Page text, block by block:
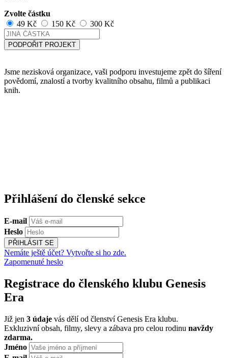
Zvolte částku
49 Kč
150 Kč 300 Kč
PODPOŘIT PROJEKT
Jsme nezisková organizace, vaši podporu investujeme zpět do šíření
povědomí, znalostí a tvorby kvalitního obsahu, filmů a publikaci
knih.
Přihlášení do členské sekce
E-mail
Heslo
PŘIHLÁSIT SE
Nemáte ještě účet? Vytvořte si ho zde.
Zapomenuté heslo
Registrace do členského klubu Genesis
Era
Již jen 3 údaje vás dělí od členství Genesis Era klubu.
Exkluzivní obsah, filmy, slevy a zábava pro celou rodinu navždy
zdarma.
Jméno